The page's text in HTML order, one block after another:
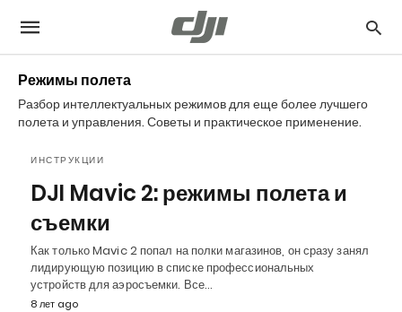
Режимы полета
Разбор интеллектуальных режимов для еще более лучшего
полета и управления. Советы и практическое применение.
ИНСТРУКЦИИ
DJI Mavic 2: режимы полета и
съемки
Как только Mavic 2 попал на полки магазинов, он сразу занял
лидирующую позицию в списке профессиональных
устройств для аэросъемки. Все…
8 лет ago